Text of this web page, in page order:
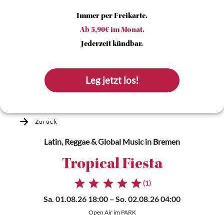
Immer per Freikarte.
Ab 5,90€ im Monat.
Jederzeit kündbar.
Leg jetzt los!
Zurück
Latin, Reggae & Global Musicin Bremen
Tropical Fiesta
(1)
Sa. 01.08.26 18:00 – So. 02.08.26 04:00
Open Air im PARK